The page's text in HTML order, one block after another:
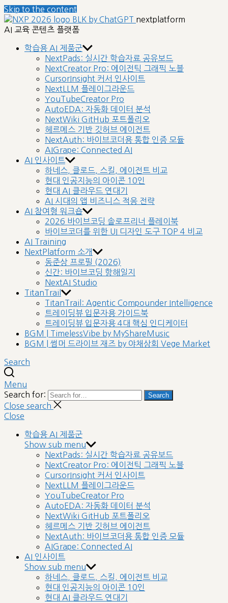
Skip to the content
nextplatform
AI 교육 콘텐츠 플랫폼
학습용 AI 제품군
NextPads: 실시간 학습자료 공유보드
NextCreator Pro: 에이전틱 그래픽 노블
CursorInsight 커서 인사이트
NextLLM 플레이그라운드
YouTubeCreator Pro
AutoEDA: 자동화 데이터 분석
NextWiki GitHub 포트폴리오
헤르메스 기반 깃허브 에이전트
NextAuth: 바이브코더용 통합 인증 모듈
AIGrape: Connected AI
AI 인사이트
하네스, 클로드, 스킬, 에이전트 비교
현대 인공지능의 아이콘 10인
현대 AI 클라우드 연대기
AI 시대의 앱 비즈니스 적응 전략
AI 참여형 워크숍
2026 바이브코딩 솔로프리너 플레이북
바이브코더를 위한 UI 디자인 도구 TOP 4 비교
AI Training
NextPlatform 소개
동준상 프로필 (2026)
신간: 바이브코딩 항해일지
NextAI Studio
TitanTrail
TitanTrail: Agentic Compounder Intelligence
트레이딩뷰 입문자용 가이드북
트레이딩뷰 입문자용 4대 핵심 인디케이터
BGM | TimelessVibe by MyShareMusic
BGM | 썸머 드라이브 재즈 by 야채상회 Vege Market
Search
Menu
Search for:
Search
Close search
Close
학습용 AI 제품군
Show sub menu
NextPads: 실시간 학습자료 공유보드
NextCreator Pro: 에이전틱 그래픽 노블
CursorInsight 커서 인사이트
NextLLM 플레이그라운드
YouTubeCreator Pro
AutoEDA: 자동화 데이터 분석
NextWiki GitHub 포트폴리오
헤르메스 기반 깃허브 에이전트
NextAuth: 바이브코더용 통합 인증 모듈
AIGrape: Connected AI
AI 인사이트
Show sub menu
하네스, 클로드, 스킬, 에이전트 비교
현대 인공지능의 아이콘 10인
현대 AI 클라우드 연대기